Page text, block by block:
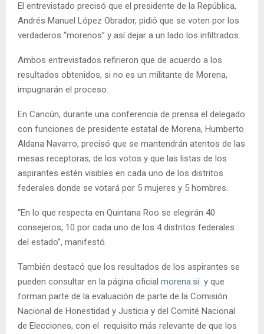
El entrevistado precisó que el presidente de la República,
Andrés Manuel López Obrador, pidió que se voten por los
verdaderos “morenos” y así dejar a un lado los infiltrados.
Ambos entrevistados refirieron que de acuerdo a los
resultados obtenidos, si no es un militante de Morena,
impugnarán el proceso.
En Cancún, durante una conferencia de prensa el delegado
con funciones de presidente estatal de Morena, Humberto
Aldana Navarro, precisó que se mantendrán atentos de las
mesas receptoras, de los votos y que las listas de los
aspirantes estén visibles en cada uno de los distritos
federales donde se votará por 5 mujeres y 5 hombres.
“En lo que respecta en Quintana Roo se elegirán 40
consejeros, 10 por cada uno de los 4 distritos federales
del estado”, manifestó.
También destacó que los resultados de los aspirantes se
pueden consultar en la página oficial morena.si y que
forman parte de la evaluación de parte de la Comisión
Nacional de Honestidad y Justicia y del Comité Nacional
de Elecciones, con el requisito más relevante de que los